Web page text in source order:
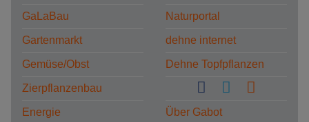
GaLaBau
Gartenmarkt
Gemüse/Obst
Zierpflanzenbau
Energie
Naturportal
dehne internet
Dehne Topfpflanzen
Über Gabot